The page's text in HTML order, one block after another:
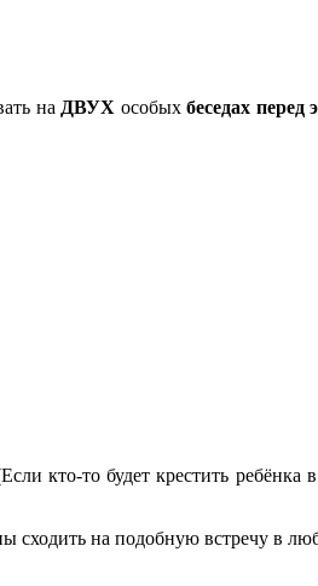
на ДВУХ особыхбеседах
кто-то будет крестить ребёнка
сходить на подобную встречу в